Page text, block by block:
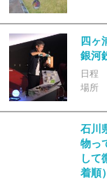
四ヶ
銀河
日程
場所
石川
物っ
して
着順）